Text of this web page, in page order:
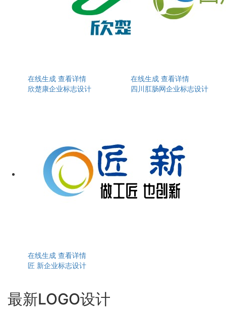
在线生成 查看详情
欣楚康企业标志设计
在线生成 查看详情
四川肛肠网企业标志设计
在线生成 查看详情
匠 新企业标志设计
最新LOGO设计